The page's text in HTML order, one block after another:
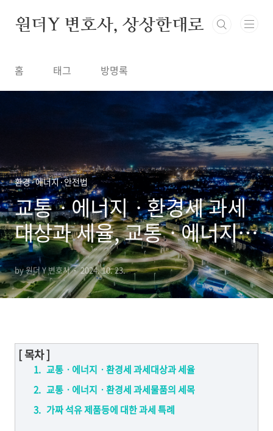
원더Y 변호사, 상상한대로
홈 태그 방명록
환경·에너지·안전법
교통ㆍ에너지ㆍ환경세 과세
대상과 세율, 교통ㆍ에너지ㆍ
환경세 과세물품의 세목, 가
짜 석유 제품등에 대한 과세
특례
by 원더 Y 변호사 2024. 10. 23.
[ 목차 ]
1. 교통ㆍ에너지ㆍ환경세 과세대상과 세율
2. 교통ㆍ에너지ㆍ환경세 과세물품의 세목
3. 가짜 석유 제품등에 대한 과세 특례